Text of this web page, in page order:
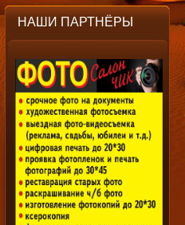
НАШИ ПАРТНЁРЫ